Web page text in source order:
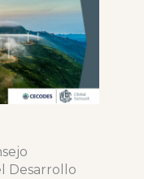
Desarrollo